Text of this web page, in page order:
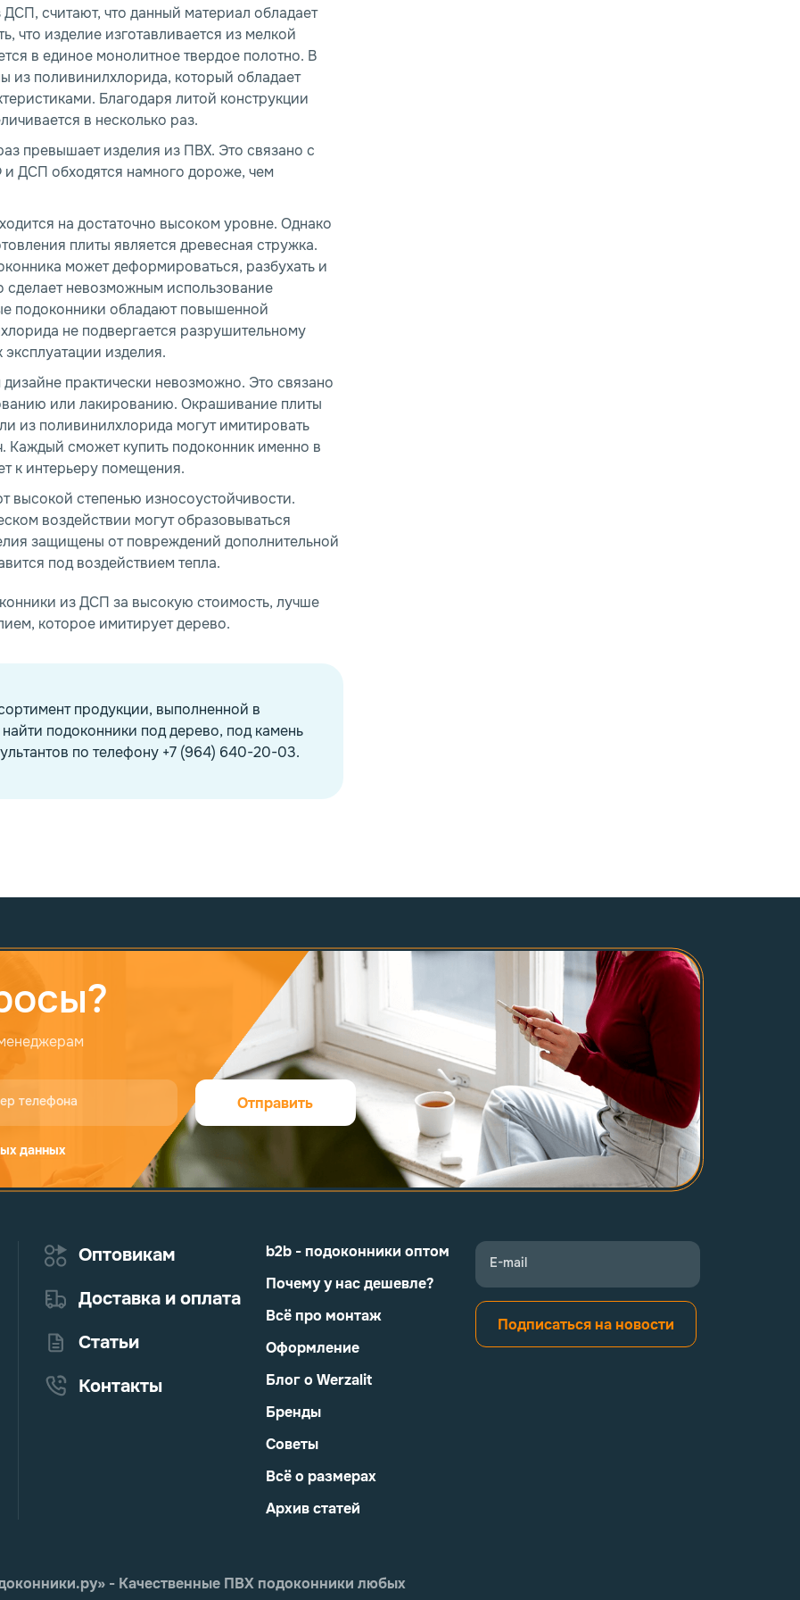
считают, что данный материал обладает
что изделие изготавливается из мелкой
в единое монолитное твердое полотно. В
из поливинилхлорида, который обладает
Благодаря литой конструкции
в несколько раз.
превышает изделия из ПВХ. Это связано с
ДСП обходятся намного дороже, чем
на достаточно высоком уровне. Однако
плиты является древесная стружка.
может деформироваться, разбухать и
сделает невозможным использование
подоконники обладают повышенной
не подвергается разрушительному
изделия.
практически невозможно. Это связано
или лакированию. Окрашивание плиты
из поливинилхлорида могут имитировать
Каждый сможет купить подоконник именно в
к интерьеру помещения.
степенью износоустойчивости.
воздействии могут образовываться
защищены от повреждений дополнительной
под воздействием тепла.
из ДСП за высокую стоимость, лучше
которое имитирует дерево.
продукции, выполненной в
подоконники под дерево, под камень
по телефону +7 (964) 640-20-03.
телефона Отправить
данных
Оптовикам
Доставка и оплата
Статьи
Контакты
b2b - подоконники оптом
Почему у нас дешевле?
Всё про монтаж
Оформление
Блог о Werzalit
Бренды
Советы
Всё о размерах
Архив статей
E-mail
Подписаться на новости
- Качественные ПВХ подоконники любых
телефона* E-mail*
персональных данных
телефона* E-mail*
персональных данных
Закрыть